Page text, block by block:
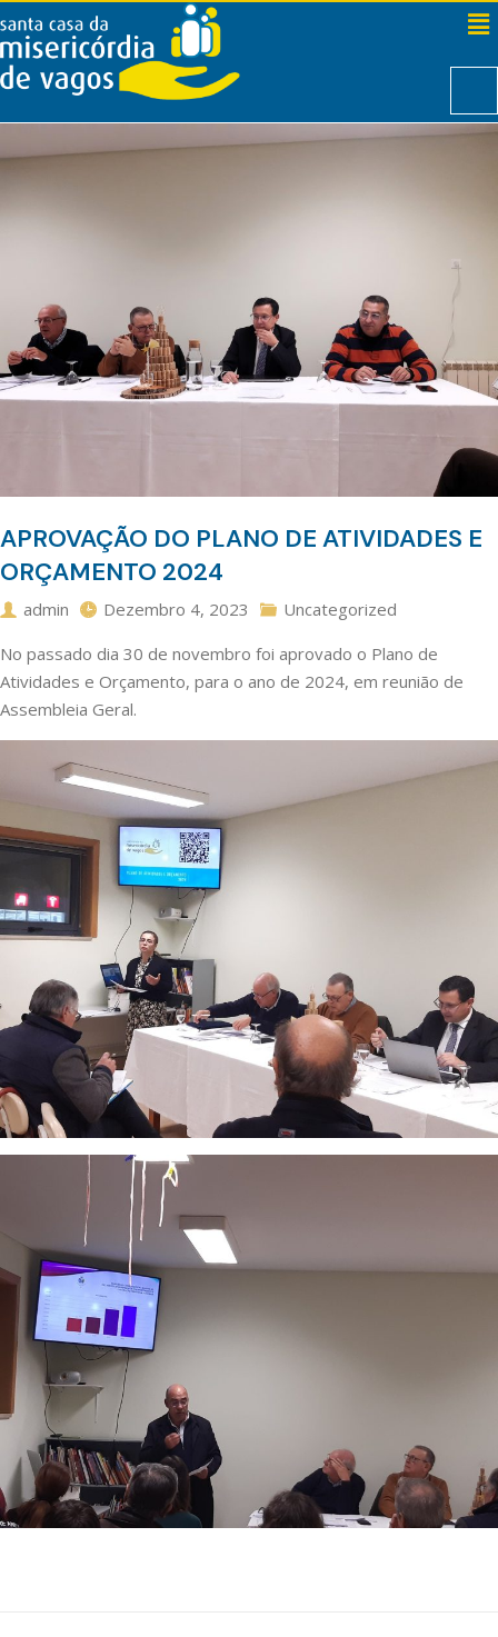
APROVAÇÃO DO PLANO DE ATIVIDADES E
ORÇAMENTO 2024
admin Dezembro 4, 2023
Uncategorized
No passado dia 30 de novembro foi aprovado o Plano de
Atividades e Orçamento, para o ano de 2024, em reunião de
Assembleia Geral.